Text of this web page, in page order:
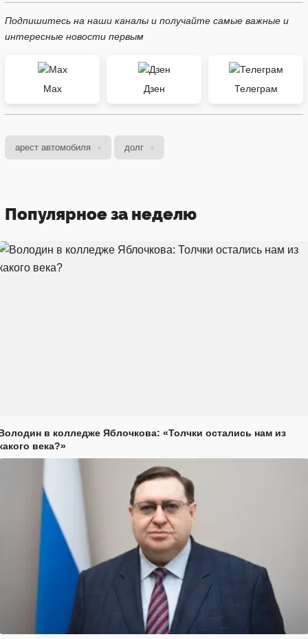
Подпишитесь на наши каналы и получайте самые важные и
интересные новости первым
Max Дзен Телеграм
арест автомобиля долг
Популярное за неделю
в колледже Яблочкова: «Толчки остались нам из
века?»